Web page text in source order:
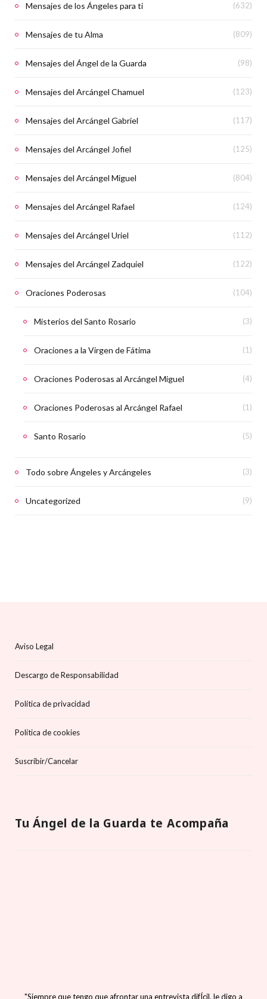
Mensajes de los Ángeles para ti (632)
Mensajes de tu Alma (809)
Mensajes del Ángel de la Guarda (98)
Mensajes del Arcángel Chamuel (123)
Mensajes del Arcángel Gabriel (117)
Mensajes del Arcángel Jofiel (125)
Mensajes del Arcángel Miguel (804)
Mensajes del Arcángel Rafael (124)
Mensajes del Arcángel Uriel (112)
Mensajes del Arcángel Zadquiel (122)
Oraciones Poderosas (104)
Misterios del Santo Rosario (3)
Oraciones a la Virgen de Fátima (1)
Oraciones Poderosas al Arcángel Miguel (4)
Oraciones Poderosas al Arcángel Rafael (1)
Santo Rosario (5)
Todo sobre Ángeles y Arcángeles (3)
Uncategorized (9)
Aviso Legal
Descargo de Responsabilidad
Política de privacidad
Política de cookies
Suscríbir/Cancelar
Tu Ángel de la Guarda te Acompaña
"Siempre que tengo que afrontar una entrevista difÍcil, le digo a